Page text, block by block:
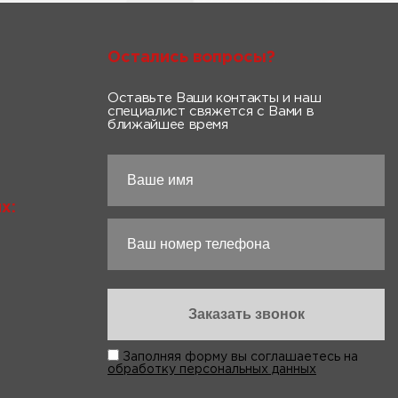
Остались вопросы?
Оставьте Ваши контакты и наш
специалист свяжется с Вами в
ближайшее время
Заполняя форму вы соглашаетесь на
обработку персональных данных